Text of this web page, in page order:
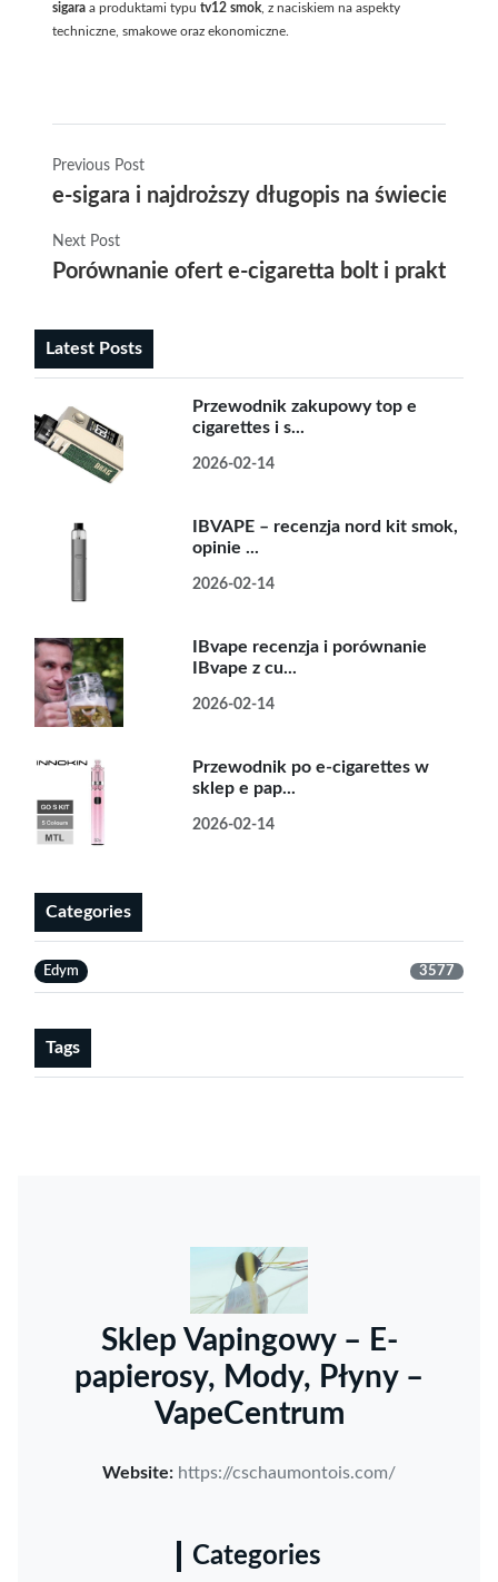
sigara a produktami typu tv12 smok , z naciskiem na aspekty
techniczne, smakowe oraz ekonomiczne.
Previous Post
e-sigara i najdroższy długopis na świecie w
Next Post
Porównanie ofert e-cigaretta bolt i
Latest Posts
Przewodnik zakupowy top e
cigarettes i s...
2026-02-14
IBVAPE – recenzja nord kit smok,
opinie ...
2026-02-14
IBvape recenzja i porównanie
IBvape z cu...
2026-02-14
Przewodnik po e-cigarettes w
sklep e pap...
2026-02-14
Categories
Edym 3577
Tags
Sklep Vapingowy – E-
papierosy, Mody, Płyny –
VapeCentrum
Website: https://cschaumontois.com/
Categories